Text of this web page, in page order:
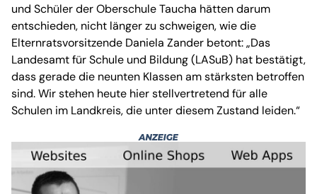
und Schüler der Oberschule Taucha hätten darum
entschieden, nicht länger zu schweigen, wie die
Elternratsvorsitzende Daniela Zander betont: „Das
Landesamt für Schule und Bildung (LASuB) hat bestätigt,
dass gerade die neunten Klassen am stärksten betroffen
sind. Wir stehen heute hier stellvertretend für alle
Schulen im Landkreis, die unter diesem Zustand leiden.“